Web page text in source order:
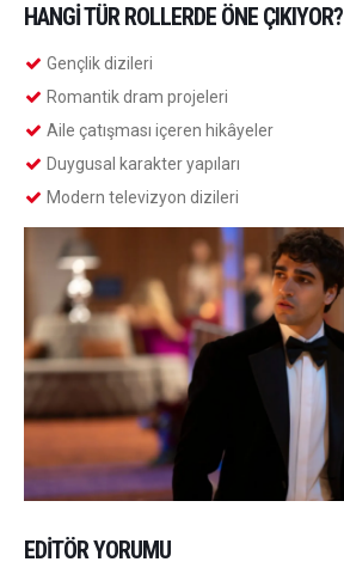
HANGI TÜR ROLLERDE ÖNE ÇIKIYOR?
Gençlik dizileri
Romantik dram projeleri
Aile çatışması içeren hikâyeler
Duygusal karakter yapıları
Modern televizyon dizileri
EDITÖR YORUMU